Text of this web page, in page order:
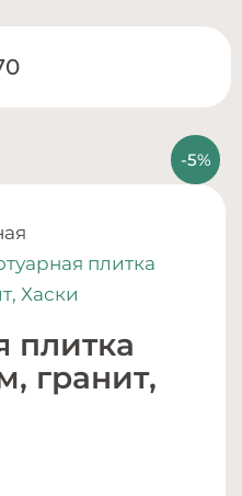
плитка
Хаски
плитка
гранит,